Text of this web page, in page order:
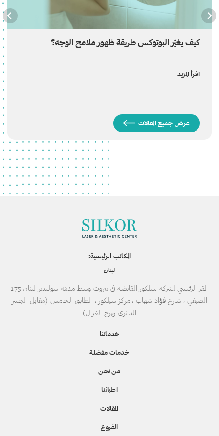
كيف يغيّر البوتوكس طريقة ظهور ملامح الوجه؟
اقرأ المزيد
عرض جميع المقالات
المكاتب الرئيسية:
لبنان
المقر الرئيسي لشركة سيلكور القابضة في بيروت وسط مدينة سوليدير لبنان 175
الصيفي ، شارع فؤاد شهاب ، مركز سيلكور ، الطابق الخامس (مقابل الجسر
الدائري وبرج الغزال)
خدماتنا
خدمات مفضلة
من نحن
اطبائنا
المقالات
الفروع